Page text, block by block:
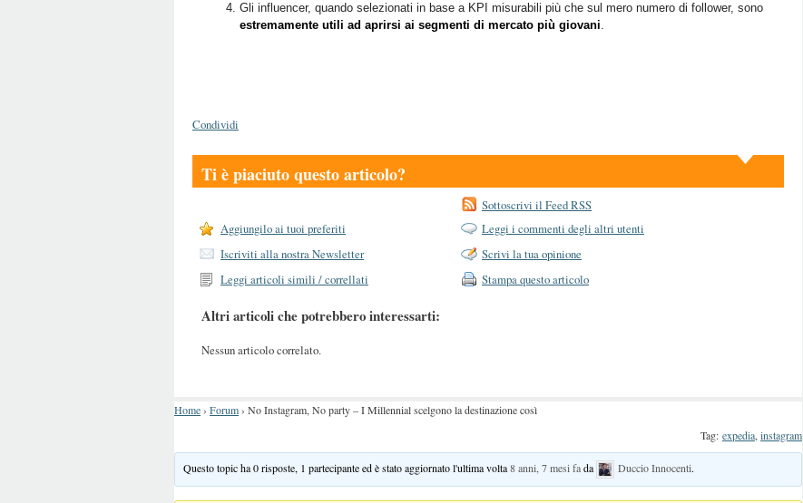
Gli influencer, quando selezionati in base a KPI misurabili più che sul mero numero di follower, sono
estremamente utili ad aprirsi ai segmenti di mercato più giovani.
Condividi
Ti è piaciuto questo articolo?
Sottoscrivi il Feed RSS
Aggiungilo ai tuoi preferiti
Leggi i commenti degli altri utenti
Iscriviti alla nostra Newsletter
Scrivi la tua opinione
Leggi articoli simili / correllati
Stampa questo articolo
Altri articoli che potrebbero interessarti:
Nessun articolo correlato.
Home› Forum› No Instagram, No party – I Millennial scelgono la destinazione così
Tag: expedia, instagram
Questo topic ha 0 risposte, 1 partecipante ed è stato aggiornato l'ultima volta8 anni, 7 mesi fada Duccio Innocenti.